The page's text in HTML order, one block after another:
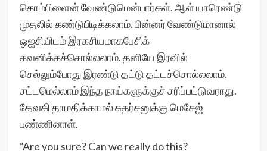
கொம்பிளைன் வேண்டுமென்பார்கள். ஆள் யாரெண்டு
முதலில் கண்டுபிடிக்கலாம். பின்னர் வேண்டுமானால்
ஒஐசியிடம் இரகசியமாகபேசிக்
கவனிக்கச்சொல்லலாம். தனியே இரவில்
செல்லும்போது இரண்டு தட்டு தட்டச்சொல்லலாம்.
சட்டமெல்லாம் இந்த நாய்களுக்குச் சரிப்பட்டுவராது.
தேவகி தாமதிக்காமல் சுதர்சனுக்கு மெசேஜ்
பண்ணினாள்.
“Are you sure? Can we really do this?